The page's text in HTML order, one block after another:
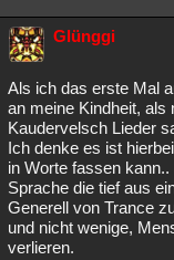
Glünggi
Als ich das erste Mal
an meine Kindheit,
Kaudervelsch Lieder
Ich denke es ist
in Worte fassen
Sprache die tief aus
Generell von Trance
und nicht wenige,
verlieren.